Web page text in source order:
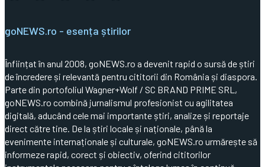
goNEWS.ro - esența știrilor
Înființat în anul 2008, goNEWS.ro a devenit rapid o sursă de știri
de încredere și relevantă pentru cititorii din România și diaspora.
Parte din portofoliul Wagner+Wolf / SC BRAND PRIME SRL,
goNEWS.ro combină jurnalismul profesionist cu agilitatea
digitală, aducând cele mai importante știri, analize și reportaje
direct către tine. De la știri locale și naționale, până la
evenimente internaționale și culturale, goNEWS.ro urmărește să
informeze rapid, corect și obiectiv, oferind cititorilor